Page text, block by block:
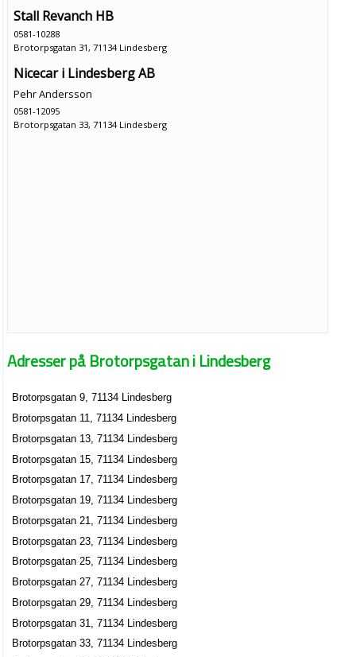
Stall Revanch HB
0581-10288
Brotorpsgatan 31, 71134 Lindesberg
Nicecar i Lindesberg AB
Pehr Andersson
0581-12095
Brotorpsgatan 33, 71134 Lindesberg
Adresser på Brotorpsgatan i Lindesberg
Brotorpsgatan 9, 71134 Lindesberg
Brotorpsgatan 11, 71134 Lindesberg
Brotorpsgatan 13, 71134 Lindesberg
Brotorpsgatan 15, 71134 Lindesberg
Brotorpsgatan 17, 71134 Lindesberg
Brotorpsgatan 19, 71134 Lindesberg
Brotorpsgatan 21, 71134 Lindesberg
Brotorpsgatan 23, 71134 Lindesberg
Brotorpsgatan 25, 71134 Lindesberg
Brotorpsgatan 27, 71134 Lindesberg
Brotorpsgatan 29, 71134 Lindesberg
Brotorpsgatan 31, 71134 Lindesberg
Brotorpsgatan 33, 71134 Lindesberg